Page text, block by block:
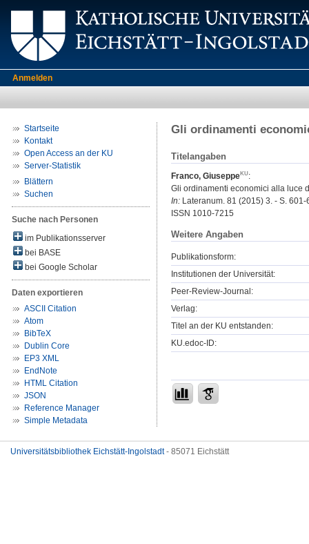
Anmelden
Startseite
Kontakt
Open Access an der KU
Server-Statistik
Blättern
Suchen
Suche nach Personen
im Publikationsserver
bei BASE
bei Google Scholar
Daten exportieren
ASCII Citation
Atom
BibTeX
Dublin Core
EP3 XML
EndNote
HTML Citation
JSON
Reference Manager
Simple Metadata
Gli ordinamenti
Titelangaben
Franco, Giuseppe
:
Gli ordinamenti economici alla luce
In: Lateranum. 81 (2015) 3. - S. 601-
ISSN 1010-7215
Weitere Angaben
Publikationsform:
Institutionen der Universität:
Peer-Review-Journal:
Verlag:
Titel an der KU entstanden:
KU.edoc-ID:
Universitätsbibliothek Eichstätt-Ingolstadt- 85071 Eichstätt